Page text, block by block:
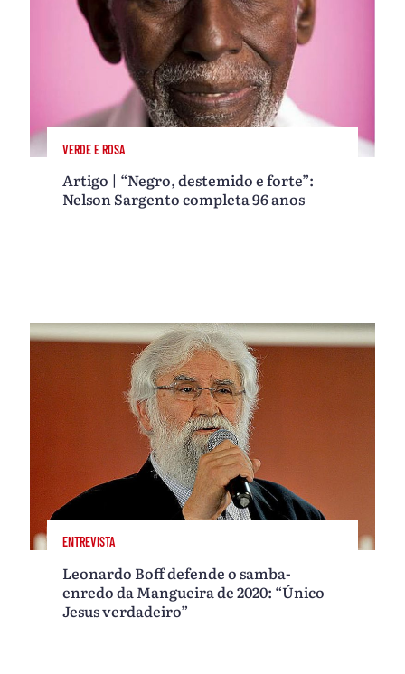
VERDE E ROSA
Artigo | “Negro, destemido e forte”:
Nelson Sargento completa 96 anos
ENTREVISTA
Leonardo Boff defende o samba-
enredo da Mangueira de 2020: “Único
Jesus verdadeiro”